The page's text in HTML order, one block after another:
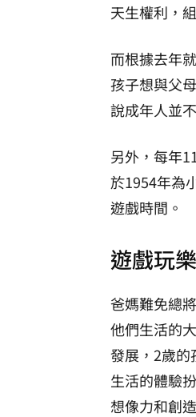
天生權利，
而根據去年
孩子想與父
說成年人並
另外，每年
於1954年為
遊戲時間。
遊戲玩
爸媽難免總
他們生活的
發展，2歲的
生活的體驗
想像力和創